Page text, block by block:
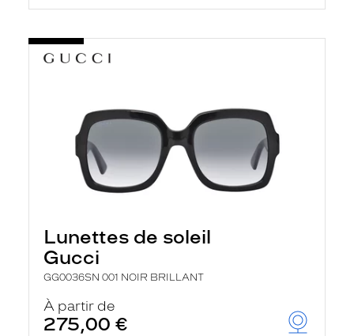
Lunettes de soleil
Gucci
GG0036SN 001 NOIR BRILLANT
À partir de
275,00 €